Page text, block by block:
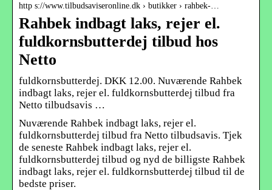
http s://www.tilbudsaviseronline.dk › butikker › rahbek-…
Rahbek indbagt laks, rejer el.
fuldkornsbutterdej tilbud hos
Netto
fuldkornsbutterdej. DKK 12.00. Nuværende Rahbek
indbagt laks, rejer el. fuldkornsbutterdej tilbud fra
Netto tilbudsavis …
Nuværende Rahbek indbagt laks, rejer el.
fuldkornsbutterdej tilbud fra Netto tilbudsavis. Tjek
de seneste Rahbek indbagt laks, rejer el.
fuldkornsbutterdej tilbud og nyd de billigste Rahbek
indbagt laks, rejer el. fuldkornsbutterdej tilbud til de
bedste priser.